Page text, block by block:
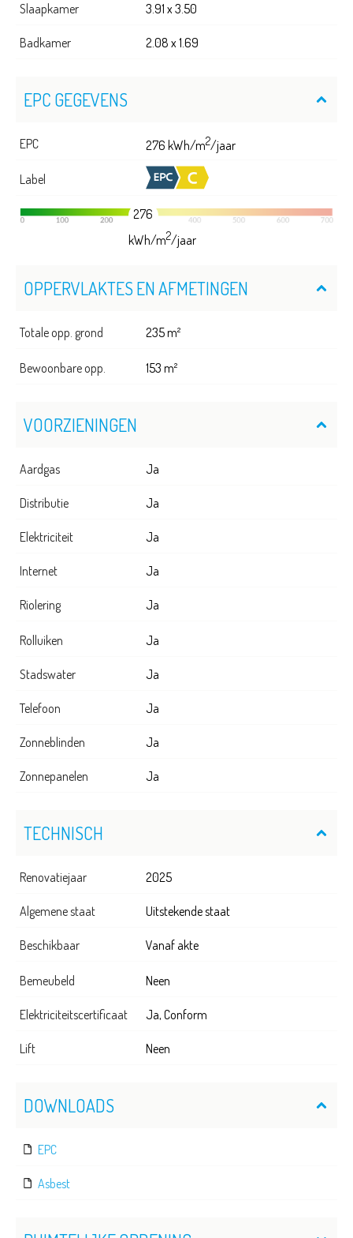
Slaapkamer 3.91 x 3.50
Badkamer 2.08 x 1.69
EPC GEGEVENS
EPC 276 kWh/m2/jaar
Label
276
kWh/m2/jaar
OPPERVLAKTES EN AFMETINGEN
Totale opp. grond 235 m²
Bewoonbare opp. 153 m²
VOORZIENINGEN
Aardgas Ja
Distributie Ja
Elektriciteit Ja
Internet Ja
Riolering Ja
Rolluiken Ja
Stadswater Ja
Telefoon Ja
Zonneblinden Ja
Zonnepanelen Ja
TECHNISCH
Renovatiejaar 2025
Algemene staat Uitstekende staat
Beschikbaar Vanaf akte
Bemeubeld Neen
Elektriciteitscertificaat Ja, Conform
Lift Neen
DOWNLOADS
EPC
Asbest